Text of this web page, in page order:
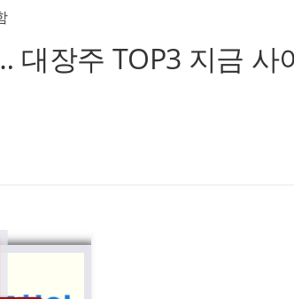
대장주 TOP3 지금 사